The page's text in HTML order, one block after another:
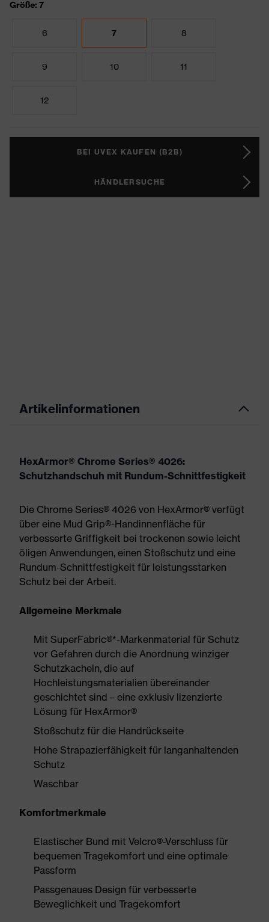
Größe: 7
6 7 8
9 10 11
12
BEI UVEX KAUFEN (B2B)
HÄNDLERSUCHE
Artikelinformationen
HexArmor® Chrome Series® 4026:
Schutzhandschuh mit Rundum-Schnittfestigkeit
Die Chrome Series® 4026 von HexArmor® verfügt
über eine Mud Grip®-Handinnenfläche für
verbesserte Griffigkeit bei trockenen sowie leicht
öligen Anwendungen, einen Stoßschutz und eine
Rundum-Schnittfestigkeit für leistungsstarken
Schutz bei der Arbeit.
Allgemeine Merkmale
Mit SuperFabric®*-Markenmaterial für Schutz
vor Gefahren durch die Anordnung winziger
Schutzkacheln, die auf
Hochleistungsmaterialien übereinander
geschichtet sind – eine exklusiv lizenzierte
Lösung für HexArmor®
Stoßschutz für die Handrückseite
Hohe Strapazierfähigkeit für langanhaltenden
Schutz
Waschbar
Komfortmerkmale
Elastischer Bund mit Velcro®-Verschluss für
bequemen Tragekomfort und eine optimale
Passform
Passgenaues Design für verbesserte
Beweglichkeit und Tragekomfort